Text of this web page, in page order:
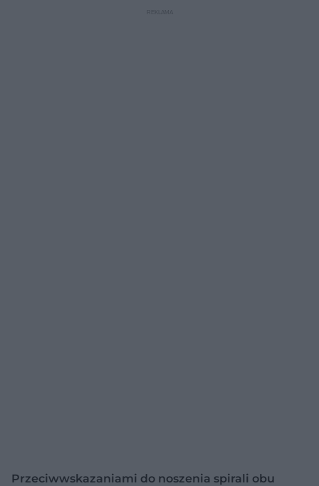
Przeciwwskazaniami do noszenia spirali obu